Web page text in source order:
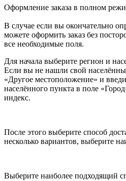
Оформление заказа в полном
В случае если вы окончательно
можете оформить заказ без
все необходимые поля.
Для начала выберите регион и
Если вы не нашли свой
«Другое местоположение» и
населённого пункта в поле
индекс.
После этого выберите способ
несколько вариантов, выберите
Выберите наиболее подходящий